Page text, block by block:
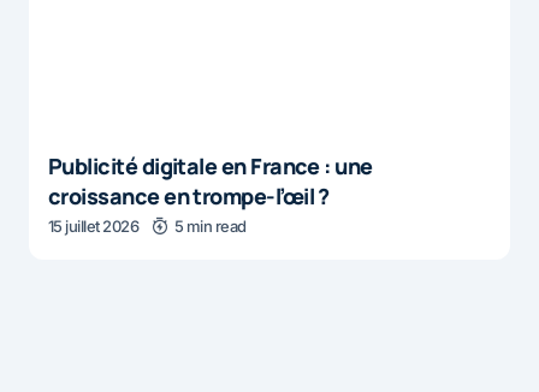
Publicité digitale en France : une
croissance en trompe-l’œil ?
15 juillet 2026 5 min read